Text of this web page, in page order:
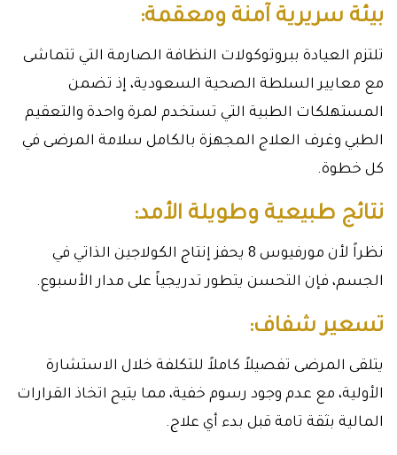
بيئة سريرية آمنة ومعقمة:
تلتزم العيادة ببروتوكولات النظافة الصارمة التي تتماشى
مع معايير السلطة الصحية السعودية، إذ تضمن
المستهلكات الطبية التي تستخدم لمرة واحدة والتعقيم
الطبي وغرف العلاج المجهزة بالكامل سلامة المرضى في
كل خطوة.
نتائج طبيعية وطويلة الأمد:
نظراً لأن مورفيوس 8 يحفز إنتاج الكولاجين الذاتي في
الجسم، فإن التحسن يتطور تدريجياً على مدار الأسبوع.
تسعير شفاف:
يتلقى المرضى تفصيلاً كاملاً للتكلفة خلال الاستشارة
الأولية، مع عدم وجود رسوم خفية، مما يتيح اتخاذ القرارات
المالية بثقة تامة قبل بدء أي علاج.